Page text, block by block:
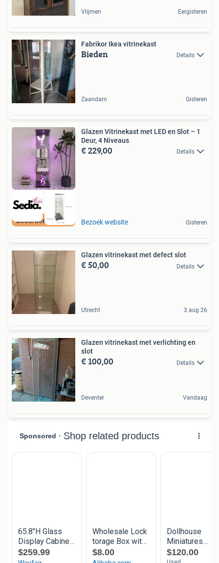
Vlijmen Eergisteren
Fabrikor Ikea vitrinekast
Bieden Details
Zaandam Gisteren
Glazen Vitrinekast met LED en Slot – 1
Deur, 4 Niveaus
€ 229,00 Details
Bezoek website Gisteren
Glazen vitrinekast met defect slot
€ 50,00 Details
Utrecht 3 aug 26
Glazen vitrinekast met verlichting en
slot
€ 100,00 Details
Deventer Vandaag